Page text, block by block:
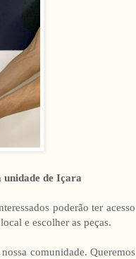
unidade de Içara
poderão ter acesso
e escolher as peças.
comunidade. Queremos